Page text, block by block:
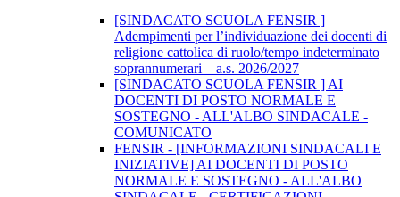
[SINDACATO SCUOLA FENSIR ]
Adempimenti per l’individuazione dei docenti di
religione cattolica di ruolo/tempo indeterminato
soprannumerari – a.s. 2026/2027
[SINDACATO SCUOLA FENSIR ] AI
DOCENTI DI POSTO NORMALE E
SOSTEGNO - ALL'ALBO SINDACALE -
COMUNICATO
FENSIR - [INFORMAZIONI SINDACALI E
INIZIATIVE] AI DOCENTI DI POSTO
NORMALE E SOSTEGNO - ALL'ALBO